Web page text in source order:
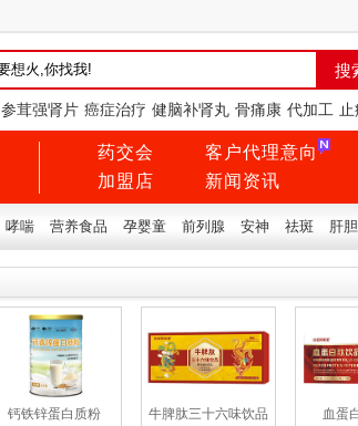
参茸强肾片 癌症治疗 健脑补肾丸 骨痛康 代加工 止
药交会
加盟店
客户代理意向
新闻资讯
哮喘 营养食品 孕婴童 前列腺 安神 祛斑 肝胆
钙铁锌蛋白质粉 牛脾肽三十六味饮品 血蛋